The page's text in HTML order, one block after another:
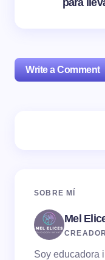
para
Write a Comment
Email *
SOBRE MÍ
Mel
Soy educadora